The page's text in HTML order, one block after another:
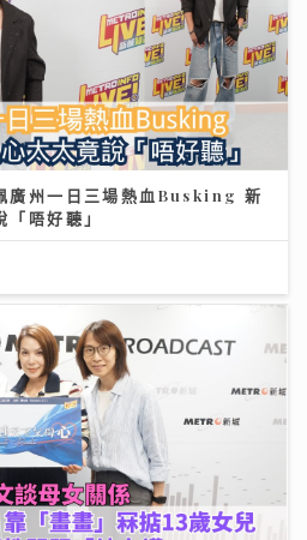
廣州一日三場熱血Busking 新
唔好聽」